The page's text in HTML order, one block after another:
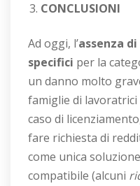
CONCLUSIONI
Ad oggi, l’assenza
specifici per la
un danno molto
famiglie di
caso di
fare richiesta di
come unica
compatibile (alcuni